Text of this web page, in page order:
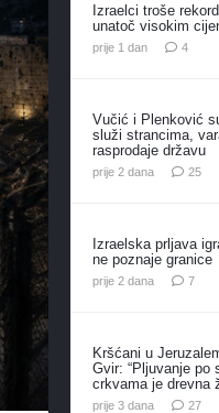
Izraelci troše
unatoč visokim
prije 1 dan 4
Vučić i Plenković
služi strancima,
rasprodaje državu
prije 2 dana 25
Izraelska prljava
ne poznaje granice
prije 2 dana 7
Kršćani u
Gvir: “Pljuvanje po
crkvama je drevna
prije 3 dana 27